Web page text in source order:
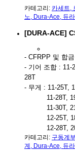
카테고리: 카세트,
노, Dura-Ace, 듀
[DURA-ACE]
- CFRPP 및 합
- 기어 조합 : 11-
28T
- 무게 : 11-25T,
11-28T,
11-30T,
12-25T,
12-28T,
카테고리: 구동계
계 , Dura-Ace, 듀